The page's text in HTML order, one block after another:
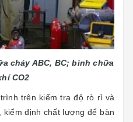
cháy ABC, BC; bình chữa
CO2
trên kiểm tra độ rò rỉ và
định chất lượng để bàn